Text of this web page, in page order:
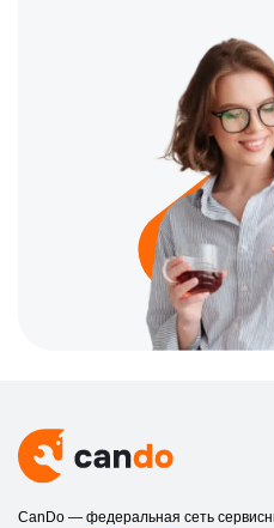
CanDo — федеральная сеть